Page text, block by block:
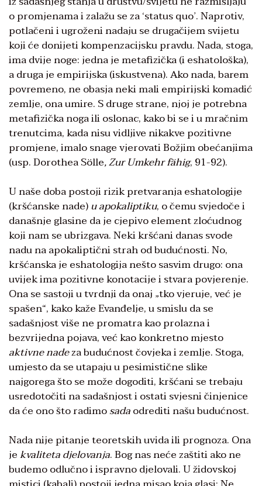
o promjenama i zalažu se za ‘status quo’. Naprotiv,
potlačeni i ugroženi nadaju se drugačijem svijetu
koji će donijeti kompenzacijsku pravdu. Nada, stoga,
ima dvije noge: jedna je metafizička (i eshatološka),
a druga je empirijska (iskustvena). Ako nada, barem
povremeno, ne obasja neki mali empirijski komadić
zemlje, ona umire. S druge strane, njoj je potrebna
metafizička noga ili oslonac, kako bi se i u mračnim
trenutcima, kada nisu vidljive nikakve pozitivne
promjene, imalo snage vjerovati Božjim obećanjima
(usp. Dorothea Sölle, Zur Umkehr fähig, 91-92).
U naše doba postoji rizik pretvaranja eshatologije
(kršćanske nade)u apokaliptiku, o čemu svjedoče i
današnje glasine da je cjepivo element zloćudnog
koji nam se ubrizgava. Neki kršćani danas svode
nadu na apokaliptični strah od budućnosti. No,
kršćanska je eshatologija nešto sasvim drugo: ona
uvijek ima pozitivne konotacije i stvara povjerenje.
Ona se sastoji u tvrdnji da onaj „tko vjeruje, već je
spašen“, kako kaže Evanđelje, u smislu da se
sadašnjost više ne promatra kao prolazna i
bezvrijedna pojava, već kao konkretno mjesto
aktivne nadeza budućnost čovjeka i zemlje. Stoga,
umjesto da se utapaju u pesimistične slike
najgorega što se može dogoditi, kršćani se trebaju
usredotočiti na sadašnjost i ostati svjesni činjenice
da će ono što radimosadaodrediti našu budućnost.
Nada nije pitanje teoretskih uvida ili prognoza. Ona
jekvaliteta djelovanja. Bog nas neće zaštiti ako ne
budemo odlučno i ispravno djelovali. U židovskoj